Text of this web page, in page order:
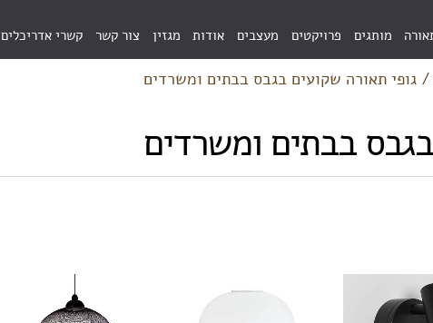
מותגים פרויקטים מעצבים אודות מגזין צור קשר קשרי אדריכלים
/ גופי תאורה שקועים בגבס בבתים ומשרדים
בבתים ומשרדים